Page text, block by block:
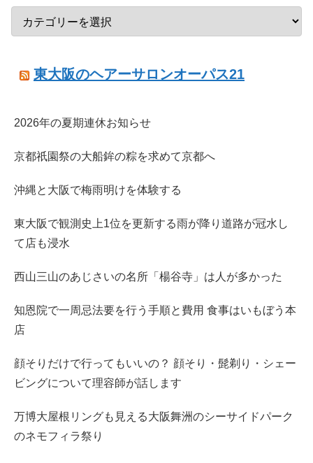
東大阪のヘアーサロンオーパス21
2026年の夏期連休お知らせ
京都祇園祭の大船鉾の粽を求めて京都へ
沖縄と大阪で梅雨明けを体験する
東大阪で観測史上1位を更新する雨が降り道路が冠水し
て店も浸水
西山三山のあじさいの名所「楊谷寺」は人が多かった
知恩院で一周忌法要を行う手順と費用 食事はいもぼう本
店
顔そりだけで行ってもいいの？ 顔そり・髭剃り・シェー
ビングについて理容師が話します
万博大屋根リングも見える大阪舞洲のシーサイドパーク
のネモフィラ祭り